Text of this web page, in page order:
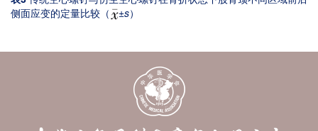
侧面应变的定量比较（
±s）